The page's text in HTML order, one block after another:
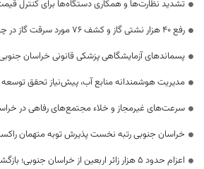
تشدید نظارت‌ها و همکاری دستگاه‌ها برای کنترل
رفع 40 هزار نشتی گاز و کشف 76 مورد سرقت گاز در چهار ماهه نخست سال
پسماندهای آزمایشگاهی پزشکی قانونی خراسان
مدیریت هوشمندانه منابع آب، پیش‌نیاز تحقق توسعه
سرعت‌های غیرمجاز و خلاء مجتمع‌های رفاهی در
خراسان جنوبی رتبه نخست پذیرش توبه متهمان
اعزام حدود 5 هزار زائر اربعین از خراسان جنوبی؛ بازگشت‌ها آغاز شد